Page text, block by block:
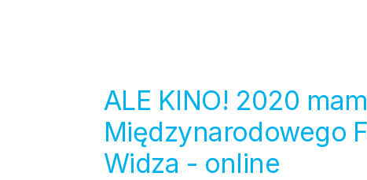
ALE KINO! 2020
Międzynarodowego
Widza - online